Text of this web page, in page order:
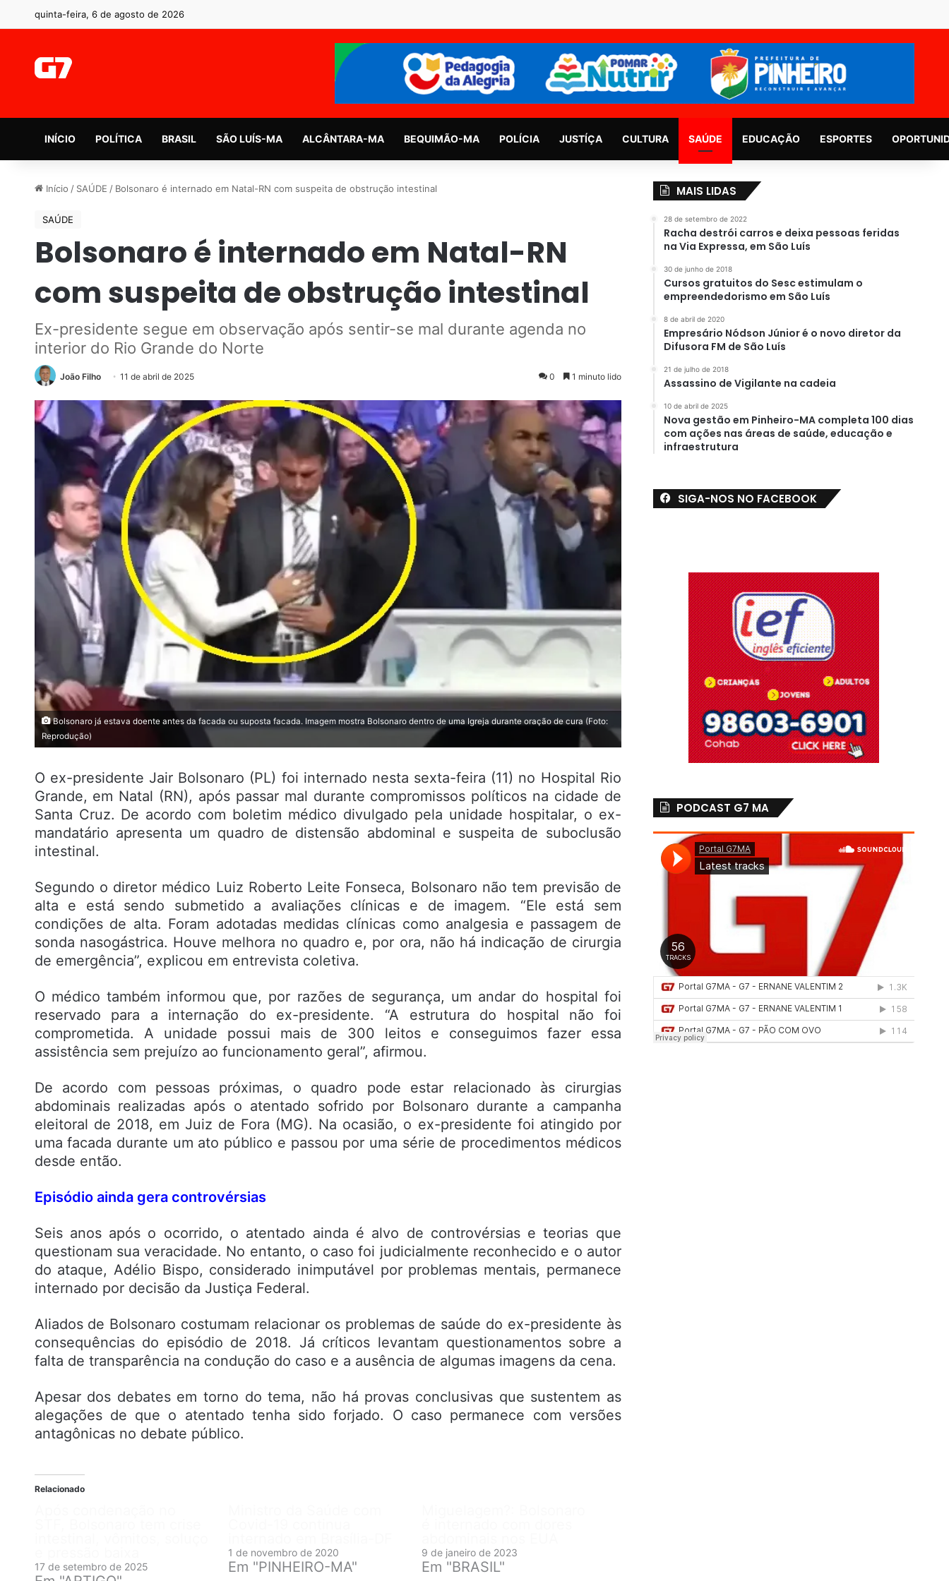
quinta-feira, 6 de agosto de 2026
INÍCIO POLÍTICA BRASIL SÃO LUÍS-MA ALCÂNTARA-MA BEQUIMÃO-MA POLÍCIA JUSTÍÇA CULTURA SAÚDE EDUCAÇÃO ESPORTES
Início / SAÚDE / Bolsonaro é internado em Natal-RN com suspeita de obstrução intestinal
SAÚDE
Bolsonaro é internado em Natal-RN
com suspeita de obstrução intestinal
Ex-presidente segue em observação após sentir-se mal durante agenda no
interior do Rio Grande do Norte
João Filho 11 de abril de 2025 0 1 minuto lido
Bolsonaro já estava doente antes da facada ou suposta facada. Imagem mostra Bolsonaro dentro de uma Igreja durante oração de cura (Foto:
Reprodução)
O ex-presidente Jair Bolsonaro (PL) foi internado nesta sexta-feira (11) no Hospital Rio
Grande, em Natal (RN), após passar mal durante compromissos políticos na cidade de
Santa Cruz. De acordo com boletim médico divulgado pela unidade hospitalar, o ex-
mandatário apresenta um quadro de distensão abdominal e suspeita de suboclusão
intestinal.
Segundo o diretor médico Luiz Roberto Leite Fonseca, Bolsonaro não tem previsão de
alta e está sendo submetido a avaliações clínicas e de imagem. “Ele está sem
condições de alta. Foram adotadas medidas clínicas como analgesia e passagem de
sonda nasogástrica. Houve melhora no quadro e, por ora, não há indicação de cirurgia
de emergência”, explicou em entrevista coletiva.
O médico também informou que, por razões de segurança, um andar do hospital foi
reservado para a internação do ex-presidente. “A estrutura do hospital não foi
comprometida. A unidade possui mais de 300 leitos e conseguimos fazer essa
assistência sem prejuízo ao funcionamento geral”, afirmou.
De acordo com pessoas próximas, o quadro pode estar relacionado às cirurgias
abdominais realizadas após o atentado sofrido por Bolsonaro durante a campanha
eleitoral de 2018, em Juiz de Fora (MG). Na ocasião, o ex-presidente foi atingido por
uma facada durante um ato público e passou por uma série de procedimentos médicos
desde então.
Episódio ainda gera controvérsias
Seis anos após o ocorrido, o atentado ainda é alvo de controvérsias e teorias que
questionam sua veracidade. No entanto, o caso foi judicialmente reconhecido e o autor
do ataque, Adélio Bispo, considerado inimputável por problemas mentais, permanece
internado por decisão da Justiça Federal.
Aliados de Bolsonaro costumam relacionar os problemas de saúde do ex-presidente às
consequências do episódio de 2018. Já críticos levantam questionamentos sobre a
falta de transparência na condução do caso e a ausência de algumas imagens da cena.
Apesar dos debates em torno do tema, não há provas conclusivas que sustentem as
alegações de que o atentado tenha sido forjado. O caso permanece com versões
antagônicas no debate público.
Relacionado
17 de setembro de 2025
1 de novembro de 2020
Em "PINHEIRO-MA"
9 de janeiro de 2023
Em "BRASIL"
MAIS LIDAS
28 de setembro de 2022
Racha destrói carros e deixa pessoas feridas
na Via Expressa, em São Luís
30 de junho de 2018
Cursos gratuitos do Sesc estimulam o
empreendedorismo em São Luís
8 de abril de 2020
Empresário Nódson Júnior é o novo diretor da
Difusora FM de São Luís
21 de julho de 2018
Assassino de Vigilante na cadeia
10 de abril de 2025
Nova gestão em Pinheiro-MA completa 100 dias
com ações nas áreas de saúde, educação e
infraestrutura
SIGA-NOS NO FACEBOOK
PODCAST G7 MA